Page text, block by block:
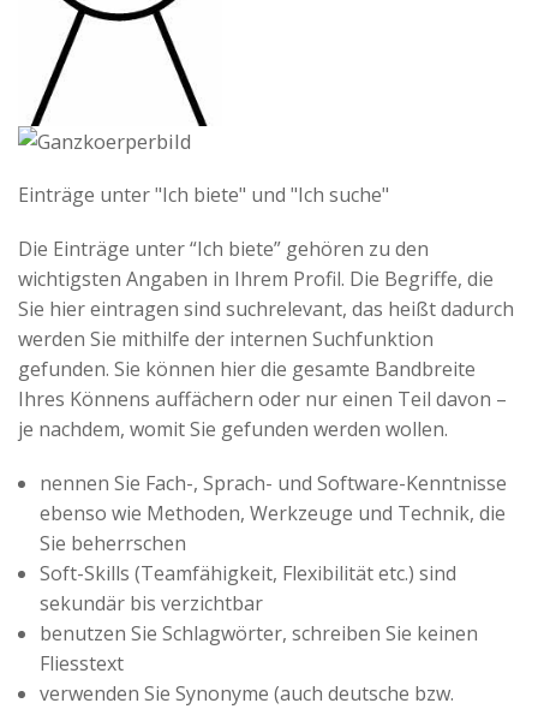
Einträge unter "Ich biete" und "Ich suche"
Die Einträge unter “Ich biete” gehören zu den
wichtigsten Angaben in Ihrem Profil. Die Begriffe, die
Sie hier eintragen sind suchrelevant, das heißt dadurch
werden Sie mithilfe der internen Suchfunktion
gefunden. Sie können hier die gesamte Bandbreite
Ihres Könnens auffächern oder nur einen Teil davon –
je nachdem, womit Sie gefunden werden wollen.
nennen Sie Fach-, Sprach- und Software-Kenntnisse
ebenso wie Methoden, Werkzeuge und Technik, die
Sie beherrschen
Soft-Skills (Teamfähigkeit, Flexibilität etc.) sind
sekundär bis verzichtbar
benutzen Sie Schlagwörter, schreiben Sie keinen
Fliesstext
verwenden Sie Synonyme (auch deutsche bzw.